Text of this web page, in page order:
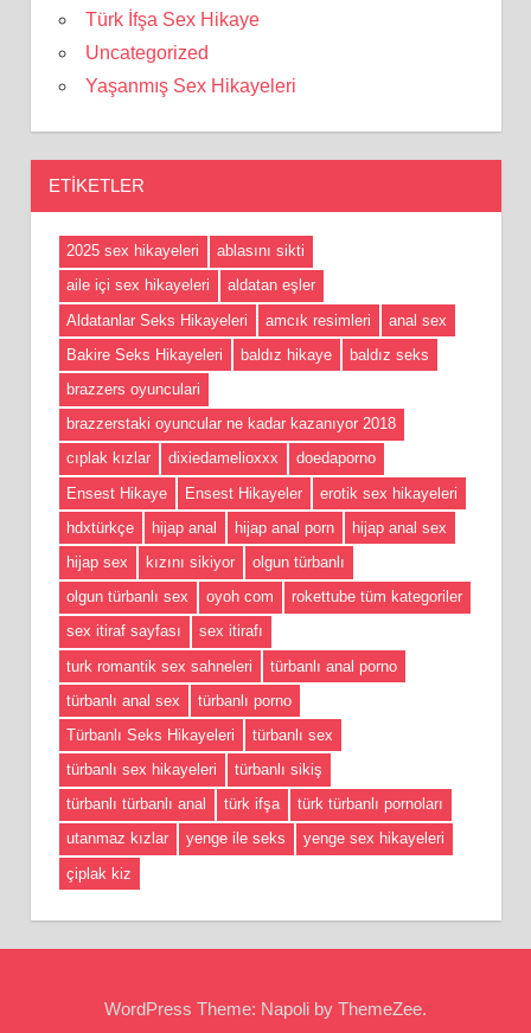
Türk İfşa Sex Hikaye
Uncategorized
Yaşanmış Sex Hikayeleri
ETIKETLER
2025 sex hikayeleri
ablasını sikti
aile içi sex hikayeleri
aldatan eşler
Aldatanlar Seks Hikayeleri
amcık resimleri
anal sex
Bakire Seks Hikayeleri
baldız hikaye
baldız seks
brazzers oyunculari
brazzerstaki oyuncular ne kadar kazanıyor 2018
cıplak kızlar
dixiedamelioxxx
doedaporno
Ensest Hikaye
Ensest Hikayeler
erotik sex hikayeleri
hdxtürkçe
hijap anal hijap anal porn
hijap anal sex
hijap sex
kızını sikiyor
olgun türbanlı
olgun türbanlı sex
oyoh com
rokettube tüm kategoriler
sex itiraf sayfası
sex itirafı
turk romantik sex sahneleri
türbanlı anal porno
türbanlı anal sex
türbanlı porno
Türbanlı Seks Hikayeleri
türbanlı sex
türbanlı sex hikayeleri
türbanlı sikiş
türbanlı türbanlı anal
türk ifşa
türk türbanlı pornoları
utanmaz kızlar
yenge ile seks
yenge sex hikayeleri
çiplak kiz
WordPress Theme: Napoli by ThemeZee.